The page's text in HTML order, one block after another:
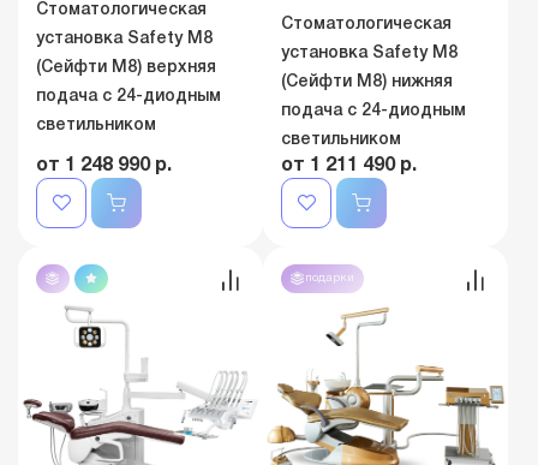
Стоматологическая
установка Safety M8
(Сейфти M8) верхняя
подача с 24-диодным
светильником
от 1 248 990 р.
Стоматологическая
установка Safety M8
(Сейфти M8) нижняя
подача с 24-диодным
светильником
от 1 211 490 р.
подарки